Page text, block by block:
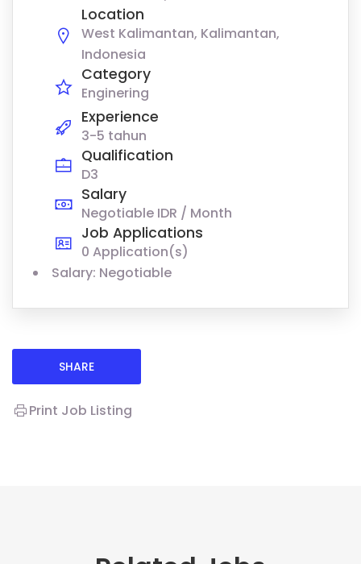
Location
West Kalimantan, Kalimantan,
Indonesia
Category
Enginering
Experience
3-5 tahun
Qualification
D3
Salary
Negotiable IDR / Month
Job Applications
0 Application(s)
Salary: Negotiable
SHARE
Print Job Listing